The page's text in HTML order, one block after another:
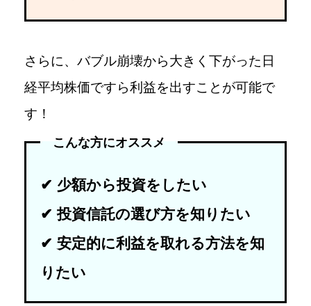
さらに、バブル崩壊から大きく下がった日
経平均株価ですら利益を出すことが可能で
す！
こんな方にオススメ
✔ 少額から投資をしたい
✔投資信託の選び方を知りたい
✔安定的に利益を取れる方法を知
りたい